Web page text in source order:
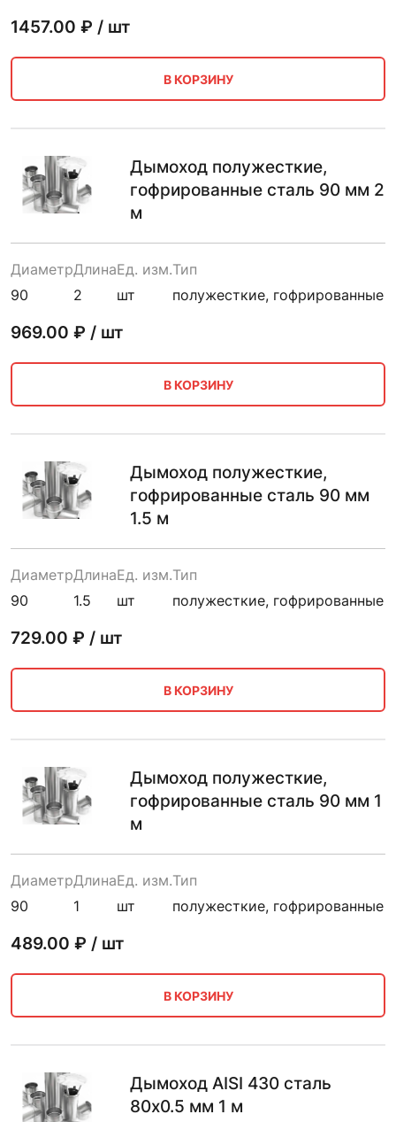
1457.00 ₽ / шт
В КОРЗИНУ
Дымоход полужесткие,
гофрированные сталь 90 мм 2
м
Диаметр
90
Длина
2
Ед. изм.
шт
Тип
полужесткие, гофрированные
969.00 ₽ / шт
В КОРЗИНУ
Дымоход полужесткие,
гофрированные сталь 90 мм
1.5 м
Диаметр
90
Длина
1.5
Ед. изм.
шт
Тип
полужесткие, гофрированные
729.00 ₽ / шт
В КОРЗИНУ
Дымоход полужесткие,
гофрированные сталь 90 мм 1
м
Диаметр
90
Длина
1
Ед. изм.
шт
Тип
полужесткие, гофрированные
489.00 ₽ / шт
В КОРЗИНУ
Дымоход AISI 430 сталь
80х0.5 мм 1 м